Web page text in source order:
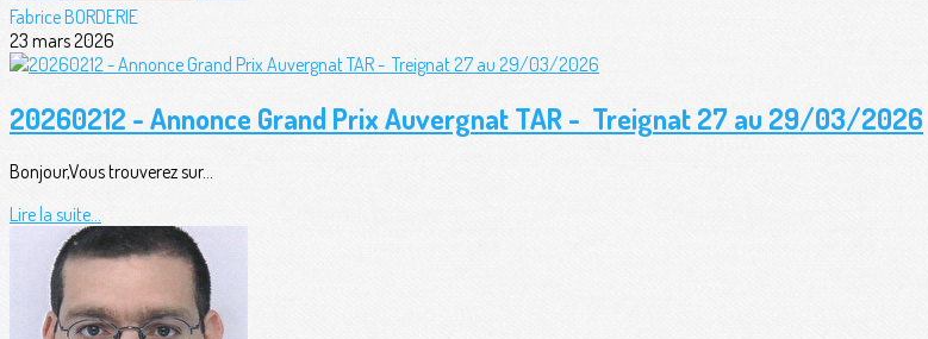
Fabrice BORDERIE
23 mars 2026
20260212 - Annonce Grand Prix Auvergnat TAR - Treignat 27 au 29/03/2026
Bonjour,Vous trouverez sur...
Lire la suite...